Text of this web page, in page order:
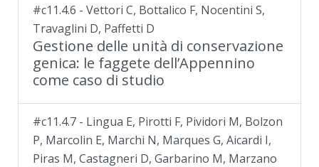
#c11.4.6 - Vettori C, Bottalico F, Nocentini S,
Travaglini D, Paffetti D
Gestione delle unità di conservazione
genica: le faggete dell’Appennino
come caso di studio
#c11.4.7 - Lingua E, Pirotti F, Pividori M, Bolzon
P, Marcolin E, Marchi N, Marques G, Aicardi I,
Piras M, Castagneri D, Garbarino M, Marzano